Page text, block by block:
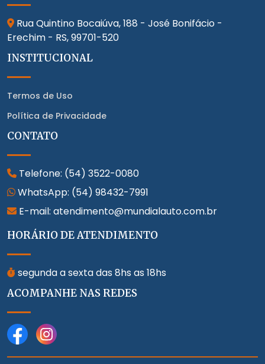
Rua Quintino Bocaiúva, 188 - José Bonifácio -
Erechim - RS,99701-520
INSTITUCIONAL
Termos de Uso
Política de Privacidade
CONTATO
Telefone: (54) 3522-0080
WhatsApp: (54) 98432-7991
E-mail: atendimento@mundialauto.com.br
HORÁRIO DE ATENDIMENTO
segunda a sexta das 8hs as 18hs
ACOMPANHE NAS REDES